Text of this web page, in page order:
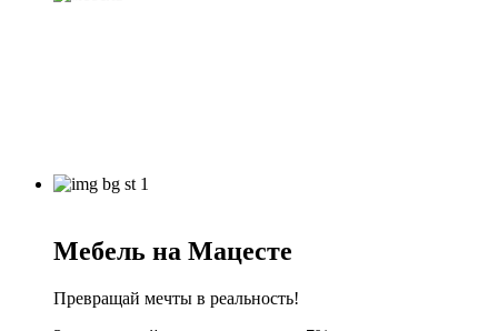
Мебель на Мацесте
Превращай мечты в реальность!